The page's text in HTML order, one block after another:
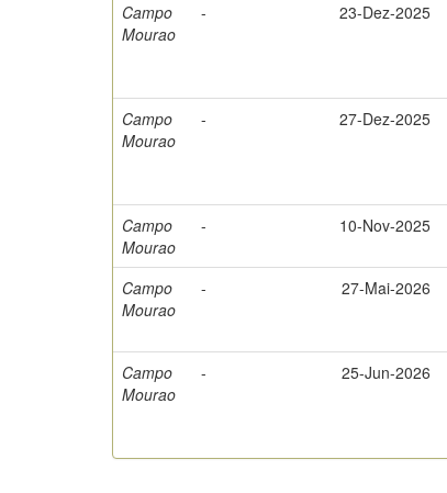
Campo
Mourao
- 23-Dez-2025
Campo
Mourao
- 27-Dez-2025
Campo
Mourao
- 10-Nov-2025
Campo
Mourao
- 27-Mai-2026
Campo
Mourao
- 25-Jun-2026